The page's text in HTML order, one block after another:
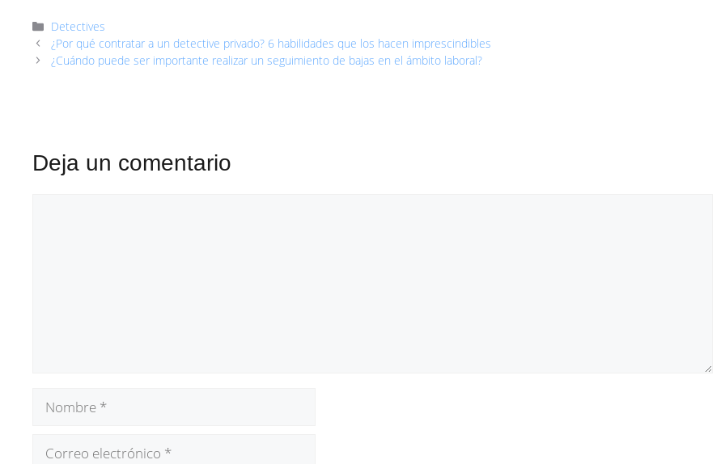
Categorías
Detectives
¿Por qué contratar a un detective privado? 6 habilidades que los hacen imprescindibles
¿Cuándo puede ser importante realizar un seguimiento de bajas en el ámbito laboral?
Deja un comentario
Nombre
Correo